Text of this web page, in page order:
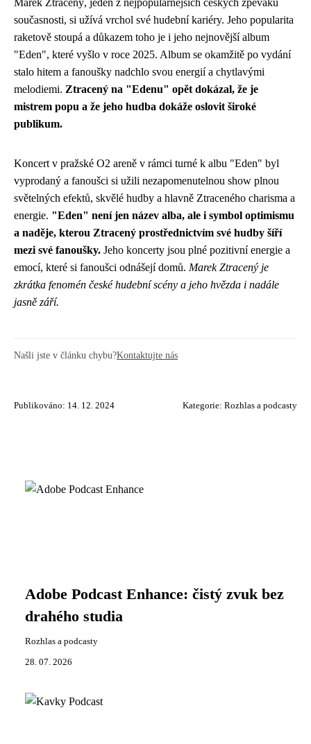
současnosti, si užívá vrchol své hudební kariéry. Jeho popularita
raketově stoupá a důkazem toho je i jeho nejnovější album
"Eden", které vyšlo v roce 2025. Album se okamžitě po vydání
stalo hitem a fanoušky nadchlo svou energií a chytlavými
melodiemi. Ztracený na "Edenu" opět dokázal, že je
mistrem popu a že jeho hudba dokáže oslovit široké
publikum.
Koncert v pražské O2 areně v rámci turné k albu "Eden" byl
vyprodaný a fanoušci si užili nezapomenutelnou show plnou
světelných efektů, skvělé hudby a hlavně Ztraceného charisma a
energie. "Eden" není jen název alba, ale i symbol optimismu
a naděje, kterou Ztracený prostřednictvím své hudby šíří
mezi své fanoušky. Jeho koncerty jsou plné pozitivní energie a
emocí, které si fanoušci odnášejí domů. Marek Ztracený je
zkrátka fenomén české hudební scény a jeho hvězda i nadále
jasně září.
Našli jste v článku chybu?Kontaktujte nás
Publikováno: 14. 12. 2024 Kategorie: Rozhlas a podcasty
Adobe Podcast Enhance: čistý zvuk bez
drahého studia
Rozhlas a podcasty
28. 07. 2026